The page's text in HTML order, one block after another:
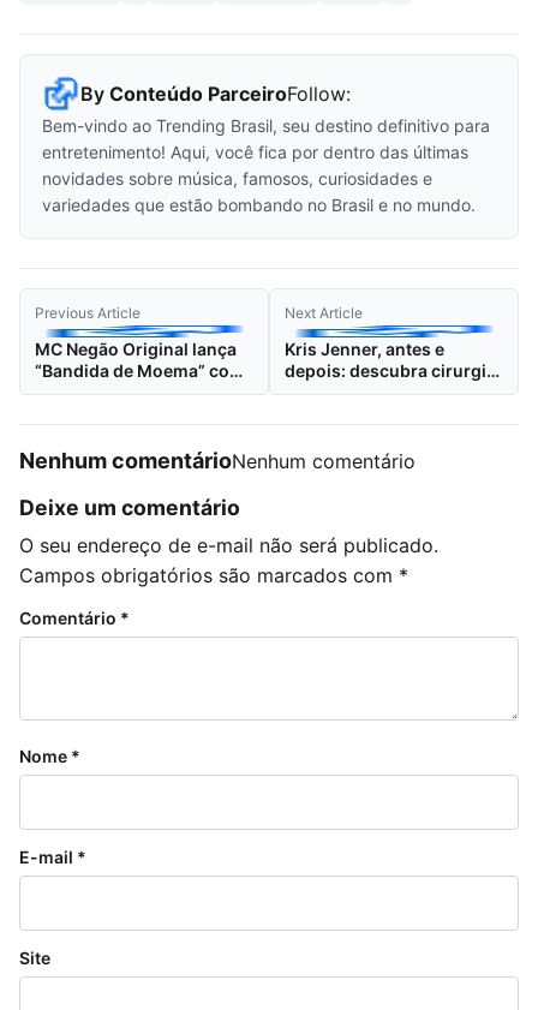
By Conteúdo ParceiroFollow:
Bem-vindo ao Trending Brasil, seu destino definitivo para
entretenimento! Aqui, você fica por dentro das últimas
novidades sobre música, famosos, curiosidades e
variedades que estão bombando no Brasil e no mundo.
Previous Article
MC Negão Original lança
“Bandida de Moema” com
MC Kelvinho e clipe
Next Article
Kris Jenner, antes e
depois: descubra cirurgia
que fez a mulher de 69
Nenhum comentárioNenhum comentário
Deixe um comentário
O seu endereço de e-mail não será publicado.
Campos obrigatórios são marcados com *
Comentário *
Nome *
E-mail *
Site